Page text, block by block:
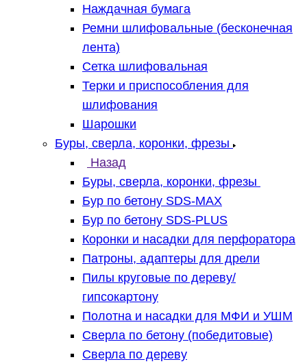
Наждачная бумага
Ремни шлифовальные (бесконечная
лента)
Сетка шлифовальная
Терки и приспособления для
шлифования
Шарошки
Буры, сверла, коронки, фрезы
Назад
Буры, сверла, коронки, фрезы
Бур по бетону SDS-MAX
Бур по бетону SDS-PLUS
Коронки и насадки для перфоратора
Патроны, адаптеры для дрели
Пилы круговые по дереву/
гипсокартону
Полотна и насадки для МФИ и УШМ
Сверла по бетону (победитовые)
Сверла по дереву